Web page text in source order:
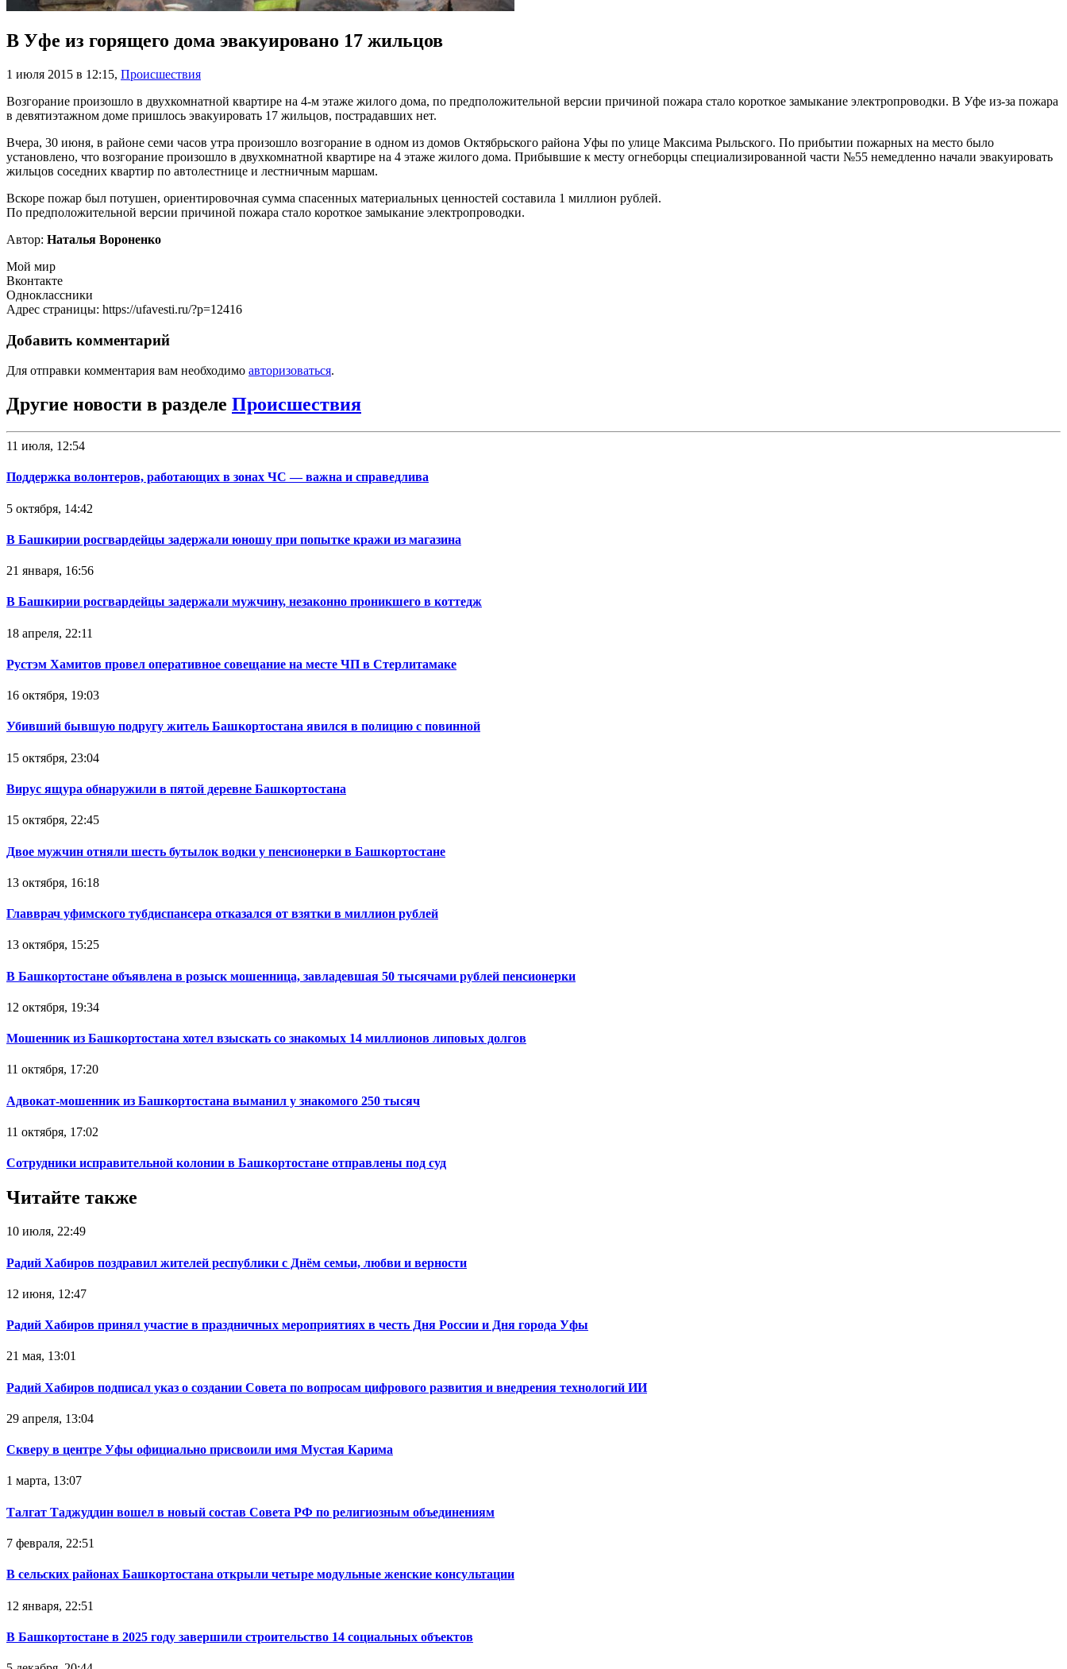
В Уфе из горящего дома эвакуировано 17 жильцов
1 июля 2015 в 12:15, Происшествия
Возгорание произошло в двухкомнатной квартире на 4-м этаже жилого дома, по предположительной версии причиной пожара стало короткое замыкание электропроводки. В Уфе из-за пожара
в девятиэтажном доме пришлось эвакуировать 17 жильцов, пострадавших нет.
Вчера, 30 июня, в районе семи часов утра произошло возгорание в одном из домов Октябрьского района Уфы по улице Максима Рыльского. По прибытии пожарных на место было
установлено, что возгорание произошло в двухкомнатной квартире на 4 этаже жилого дома. Прибывшие к месту огнеборцы специализированной части №55 немедленно начали эвакуировать
жильцов соседних квартир по автолестнице и лестничным маршам.
Вскоре пожар был потушен, ориентировочная сумма спасенных материальных ценностей составила 1 миллион рублей.
По предположительной версии причиной пожара стало короткое замыкание электропроводки.
Автор: Наталья Вороненко
Мой мир
Вконтакте
Одноклассники
Адрес страницы: https://ufavesti.ru/?p=12416
Добавить комментарий
Для отправки комментария вам необходимо авторизоваться.
Другие новости в разделе Происшествия
11 июля, 12:54
Поддержка волонтеров, работающих в зонах ЧС — важна и справедлива
5 октября, 14:42
В Башкирии росгвардейцы задержали юношу при попытке кражи из магазина
21 января, 16:56
В Башкирии росгвардейцы задержали мужчину, незаконно проникшего в коттедж
18 апреля, 22:11
Рустэм Хамитов провел оперативное совещание на месте ЧП в Стерлитамаке
16 октября, 19:03
Убивший бывшую подругу житель Башкортостана явился в полицию с повинной
15 октября, 23:04
Вирус ящура обнаружили в пятой деревне Башкортостана
15 октября, 22:45
Двое мужчин отняли шесть бутылок водки у пенсионерки в Башкортостане
13 октября, 16:18
Главврач уфимского тубдиспансера отказался от взятки в миллион рублей
13 октября, 15:25
В Башкортостане объявлена в розыск мошенница, завладевшая 50 тысячами рублей пенсионерки
12 октября, 19:34
Мошенник из Башкортостана хотел взыскать со знакомых 14 миллионов липовых долгов
11 октября, 17:20
Адвокат-мошенник из Башкортостана выманил у знакомого 250 тысяч
11 октября, 17:02
Сотрудники исправительной колонии в Башкортостане отправлены под суд
Читайте также
10 июля, 22:49
Радий Хабиров поздравил жителей республики с Днём семьи, любви и верности
12 июня, 12:47
Радий Хабиров принял участие в праздничных мероприятиях в честь Дня России и Дня города Уфы
21 мая, 13:01
Радий Хабиров подписал указ о создании Совета по вопросам цифрового развития и внедрения технологий ИИ
29 апреля, 13:04
Скверу в центре Уфы официально присвоили имя Мустая Карима
1 марта, 13:07
Талгат Таджуддин вошел в новый состав Совета РФ по религиозным объединениям
7 февраля, 22:51
В сельских районах Башкортостана открыли четыре модульные женские консультации
12 января, 22:51
В Башкортостане в 2025 году завершили строительство 14 социальных объектов